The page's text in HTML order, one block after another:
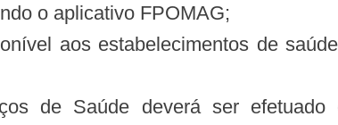
o aplicativo FPOMAG;
aos estabelecimentos de
de Saúde deverá ser efetuado